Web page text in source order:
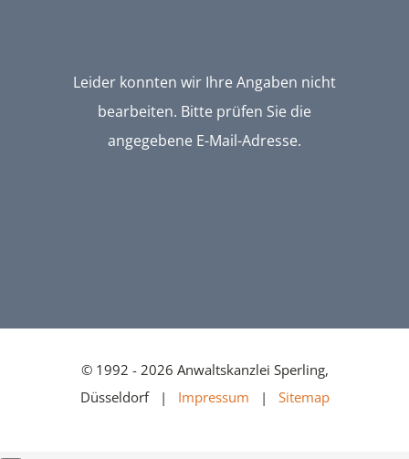
Leider konnten wir Ihre Angaben nicht
bearbeiten. Bitte prüfen Sie die
angegebene E-Mail-Adresse.
© 1992 - 2026 Anwaltskanzlei Sperling,
Düsseldorf | Impressum | Sitemap